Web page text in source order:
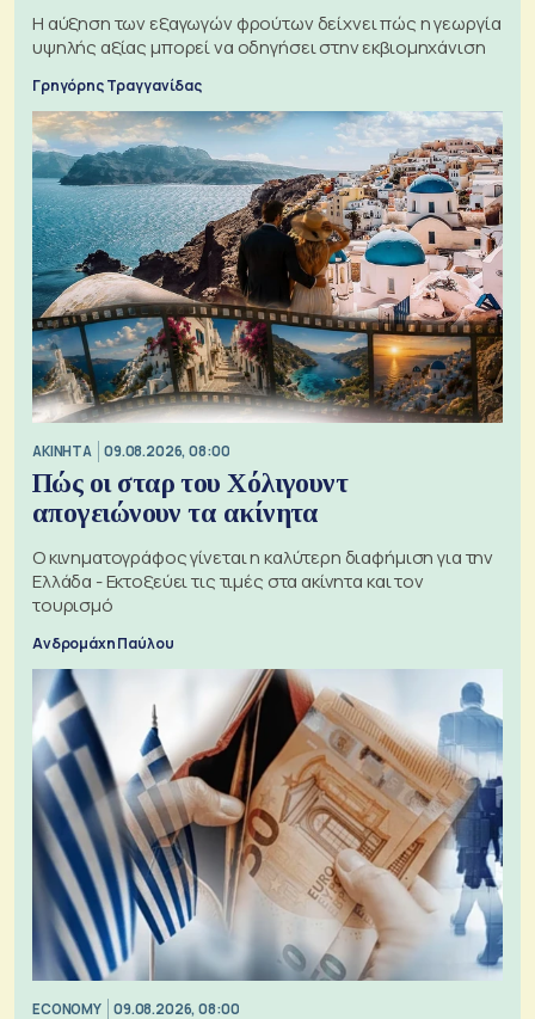
Η αύξηση των εξαγωγών φρούτων δείχνει πώς η γεωργία
υψηλής αξίας μπορεί να οδηγήσει στην εκβιομηχάνιση
Γρηγόρης Τραγγανίδας
ΑΚΙΝΗΤΑ 09.08.2026, 08:00
Πώς οι σταρ του Χόλιγουντ
απογειώνουν τα ακίνητα
Ο κινηματογράφος γίνεται η καλύτερη διαφήμιση για την
Ελλάδα - Εκτοξεύει τις τιμές στα ακίνητα και τον
τουρισμό
Ανδρομάχη Παύλου
ECONOMY 09.08.2026, 08:00